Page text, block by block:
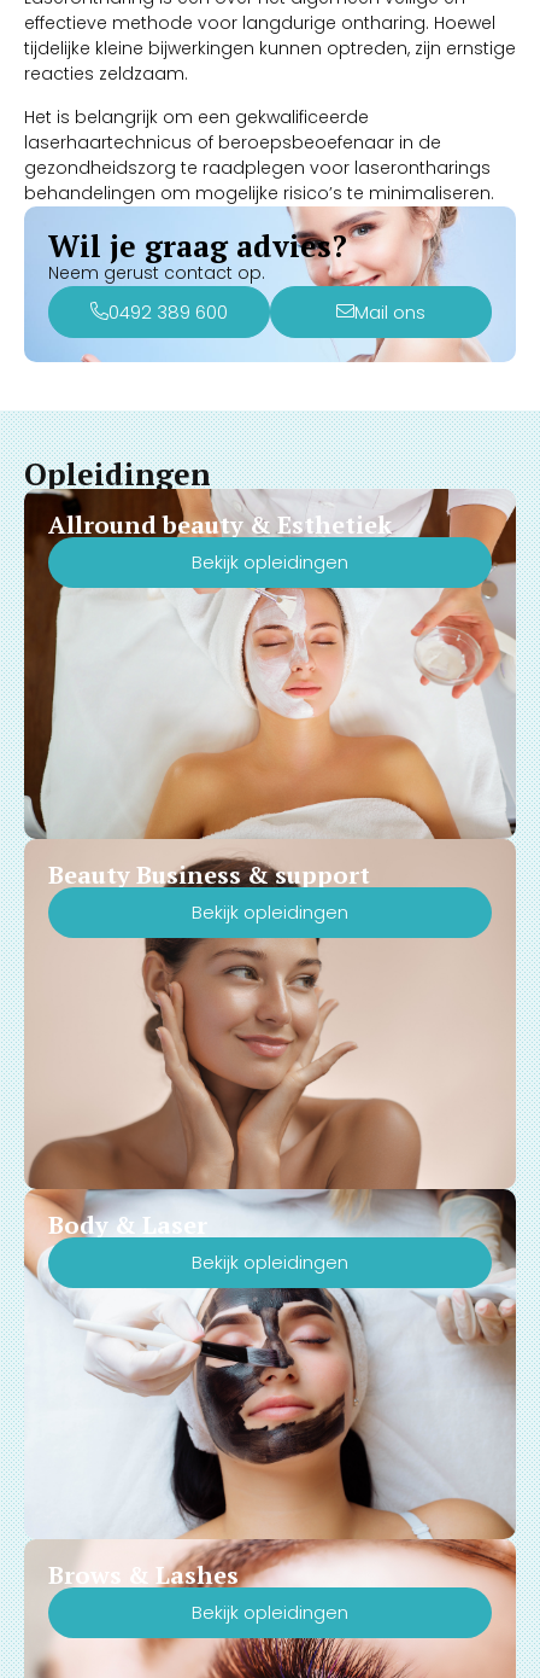
effectieve methode voor langdurige ontharing. Hoewel
tijdelijke kleine bijwerkingen kunnen optreden, zijn ernstige
reacties zeldzaam.
Het is belangrijk om een gekwalificeerde
laserhaartechnicus of beroepsbeoefenaar in de
gezondheidszorg te raadplegen voor laserontharings
behandelingen om mogelijke risico’s te minimaliseren.
Wil je graag advies?
Neem gerust contact op.
0492 389 600 Mail ons
Opleidingen
Allround beauty & Esthetiek
Bekijk opleidingen
Beauty Business & support
Bekijk opleidingen
Body & Laser
Bekijk opleidingen
Brows & Lashes
Bekijk opleidingen